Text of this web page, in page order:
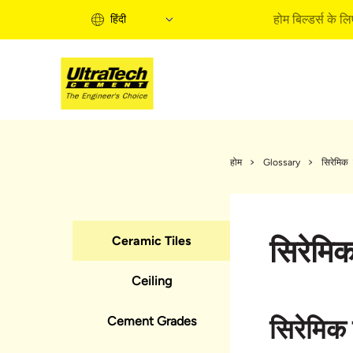
हिंदी होम बिल्डर्स के
होम
होम
क्‍विक
होम
Ceramic Tiles
Ceiling
Cement Grades
होम Glossary सिरेमिक